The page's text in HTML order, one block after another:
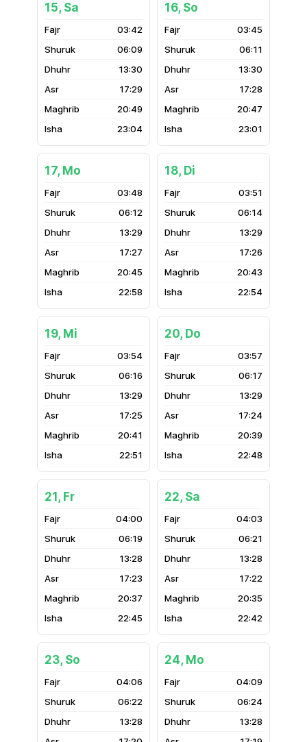
15, Sa
03:42
06:09
13:30
17:29
20:49
23:04
16, So
03:45
06:11
13:30
17:28
20:47
23:01
17, Mo
03:48
06:12
13:29
17:27
20:45
22:58
18, Di
03:51
06:14
13:29
17:26
20:43
22:54
19, Mi
03:54
06:16
13:29
17:25
20:41
22:51
20, Do
03:57
06:17
13:29
17:24
20:39
22:48
21, Fr
04:00
06:19
13:28
17:23
20:37
22:45
22, Sa
04:03
06:21
13:28
17:22
20:35
22:42
23, So
04:06
06:22
13:28
24, Mo
04:09
06:24
13:28